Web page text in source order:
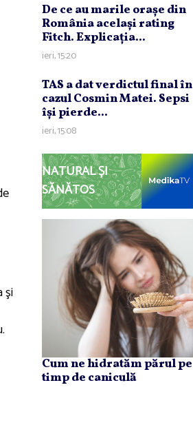
şi
De ce au marile oraşe din
România acelaşi rating
Fitch. Explicaţia...
ieri, 15:20
TAS a dat verdictul final în
cazul Cosmin Matei. Sepsi
îşi pierde...
ieri, 15:08
NATURAL ȘI
SĂNĂTOS
Cum ne hidratăm părul pe
timp de caniculă